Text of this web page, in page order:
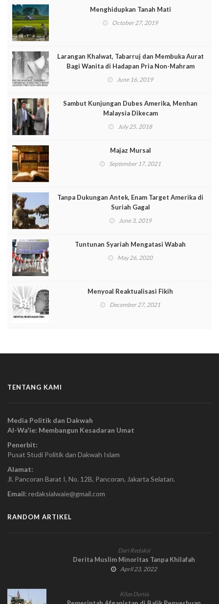
Menghidupkan Tanah Mati
October 27, 2019
Larangan Khalwat, Tabarruj dan Membuka Aurat
Bagi Wanita di Hadapan Pria Non-Mahram
June 16, 2019
Sambut Kunjungan Dubes Amerika, Menhan
Malaysia Dikecam
July 25, 2018
Majaz Mursal
September 17, 2021
Tanpa Dukungan Antek, Enam Target Amerika di
Suriah Gagal
June 3, 2019
Tuntunan Syariah Mengatasi Wabah
May 26, 2020
Menyoal Reaktualisasi Fikih
December 27, 2021
TENTANG KAMI
Media Politik dan Dakwah
Al-Wa'ie: Membangun Kesadaran Umat
Penerbit:
Pusat Studi Politik dan Dakwah Islam
Alamat:
Jl. Pancoran Barat I, No. 12B, Pancoran, Jakarta Selatan.
Email: redaksialwaie@gmail.com
RANDOM ARTIKEL
Dari Redaksi
Derita Muslim Minoritas Tanpa Khilafah
April 23, 2022
Kilas Dunia